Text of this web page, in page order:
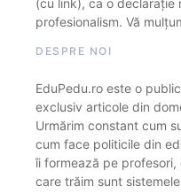
profesionalism. Vă
DESPRE NOI
EduPedu.ro este o
exclusiv articole din
Urmărim constant cum
cum face politicile din
îi formează pe
care trăim sunt